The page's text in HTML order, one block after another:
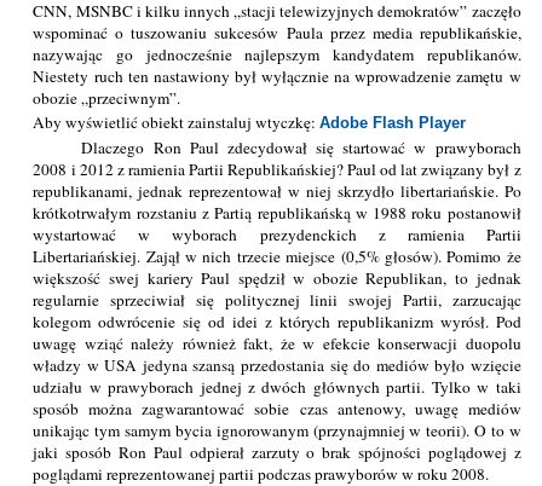
CNN, MSNBC i kilku innych „stacji telewizyjnych demokratów” zaczęło
wspominać o tuszowaniu sukcesów Paula przez media republikańskie,
nazywając go jednocześnie najlepszym kandydatem republikanów.
Niestety ruch ten nastawiony był wyłącznie na wprowadzenie zamętu w
obozie „przeciwnym”.
Aby wyświetlić obiekt zainstaluj wtyczkę:Adobe Flash Player
Dlaczego Ron Paul zdecydował się startować w prawyborach
2008 i 2012 z ramienia Partii Republikańskiej? Paul od lat związany był z
republikanami, jednak reprezentował w niej skrzydło libertariańskie. Po
krótkotrwałym rozstaniu z Partią republikańską w 1988 roku postanowił
wystartować w wyborach prezydenckich z ramienia Partii
Libertariańskiej. Zajął w nich trzecie miejsce (0,5% głosów). Pomimo że
większość swej kariery Paul spędził w obozie Republikan, to jednak
regularnie sprzeciwiał się politycznej linii swojej Partii, zarzucając
kolegom odwrócenie się od idei z których republikanizm wyrósł. Pod
uwagę wziąć należy również fakt, że w efekcie konserwacji duopolu
władzy w USA jedyna szansą przedostania się do mediów było wzięcie
udziału w prawyborach jednej z dwóch głównych partii. Tylko w taki
sposób można zagwarantować sobie czas antenowy, uwagę mediów
unikając tym samym bycia ignorowanym (przynajmniej w teorii). O to w
jaki sposób Ron Paul odpierał zarzuty o brak spójności poglądowej z
poglądami reprezentowanej partii podczas prawyborów w roku 2008.